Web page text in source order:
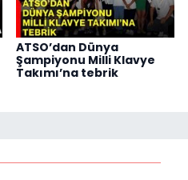
ATSO’dan Dünya
Şampiyonu Milli Klavye
Takımı’na tebrik